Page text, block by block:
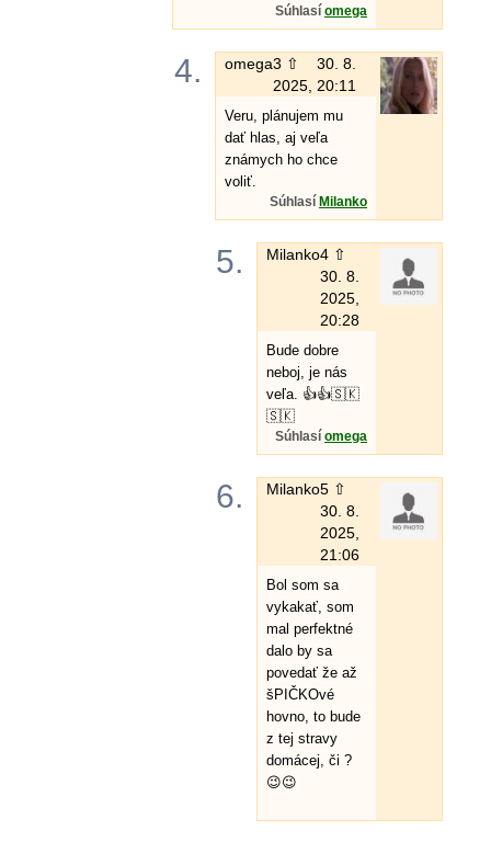
Súhlasí omega
4. omega3 ⇧
30. 8.
2025, 20:11
Veru, plánujem mu
dať hlas, aj veľa
známych ho chce
voliť.
Súhlasí Milanko
5. Milanko4 ⇧
30. 8.
2025,
20:28
Bude dobre
neboj, je nás
veľa. 👍👍🇸🇰
🇸🇰
Súhlasí omega
6. Milanko5 ⇧
30. 8.
2025,
21:06
Bol som sa
vykakať, som
mal perfektné
dalo by sa
povedať že až
šPIČKOvé
hovno, to bude
z tej stravy
domácej, či ?
😉😉